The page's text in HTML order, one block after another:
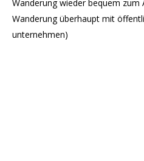
Wanderung wieder bequem zum
Wanderung überhaupt mit
unternehmen)